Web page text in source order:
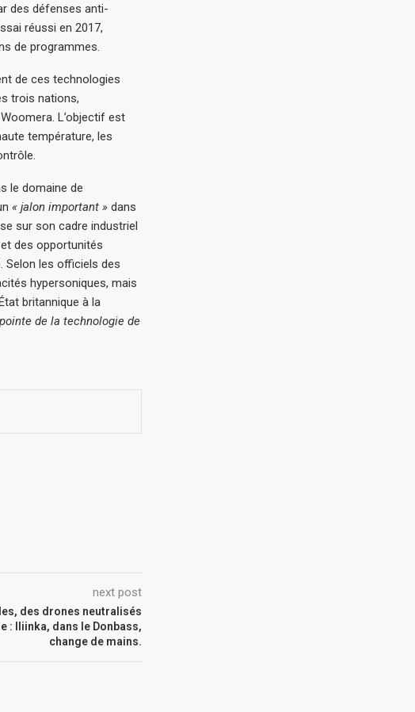
des défenses anti-
réussi en 2017,
de programmes.
de ces technologies
trois nations,
L’objectif est
température, les
le domaine de
« jalon important » dans
sur son cadre industriel
des opportunités
Selon les officiels des
hypersoniques, mais
britannique à la
de la technologie de
next post
des drones neutralisés
: Iliinka, dans le Donbass,
change de mains.